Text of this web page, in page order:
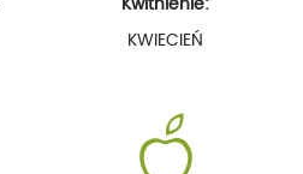
KWIECIEŃ